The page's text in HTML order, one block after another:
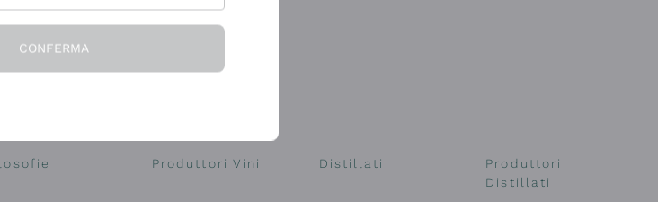
Produttori Vini Distillati
Produttori
Distillati
CONFERMA